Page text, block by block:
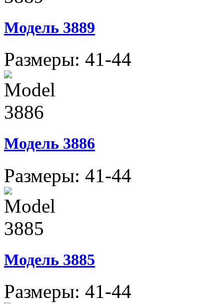
Модель 3889
Размеры: 41-44
Модель 3886
Размеры: 41-44
Модель 3885
Размеры: 41-44